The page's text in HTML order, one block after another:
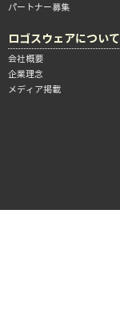
パートナー募集
ロゴスウェアについて
会社概要
企業理念
メディア掲載